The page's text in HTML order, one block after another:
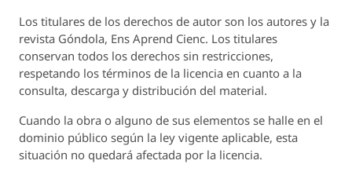
Los titulares de los derechos de autor son los autores y la
revista Góndola, Ens Aprend Cienc. Los titulares
conservan todos los derechos sin restricciones,
respetando los términos de la licencia en cuanto a la
consulta, descarga y distribución del material.
Cuando la obra o alguno de sus elementos se halle en el
dominio público según la ley vigente aplicable, esta
situación no quedará afectada por la licencia.